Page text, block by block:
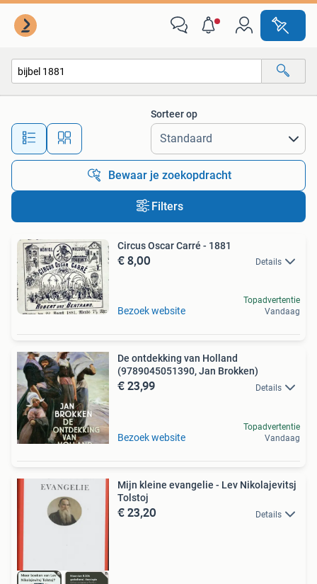
Alle afstanden…
Sorteer op
Bewaar je zoekopdracht
Filters
Circus Oscar Carré - 1881
€ 8,00 Details
Bezoek website
Topadvertentie
Vandaag
De ontdekking van Holland
(9789045051390, Jan Brokken)
€ 23,99 Details
Bezoek website
Topadvertentie
Vandaag
Mijn kleine evangelie - Lev Nikolajevitsj
Tolstoj
€ 23,20 Details